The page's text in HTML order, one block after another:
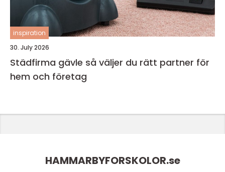
inspiration
30. July 2026
Städfirma gävle så väljer du rätt partner för
hem och företag
HAMMARBYFORSKOLOR.se